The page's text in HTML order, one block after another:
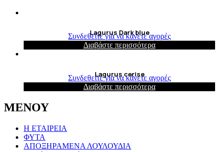
Lagurus Dark blue
Συνδεθείτε για να κάνετε αγορές
Διαβάστε περισσότερα
Lagurus cerise
Συνδεθείτε για να κάνετε αγορές
Διαβάστε περισσότερα
ΜΕΝΟΥ
Η ΕΤΑΙΡΕΙΑ
ΦΥΤΑ
ΑΠΟΞΗΡΑΜΕΝΑ ΛΟΥΛΟΥΔΙΑ